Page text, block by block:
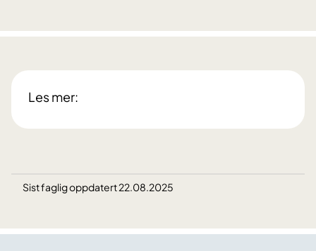
Les mer:
Sist faglig oppdatert 22.08.2025